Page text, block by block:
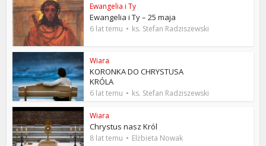
Ewangelia i Ty
Ewangelia i Ty – 25 maja
6 lat temu ks. Stefan Radziszewski
Wiara
KORONKA DO CHRYSTUSA
KRÓLA
6 lat temu ks. Stefan Radziszewski
Wiara
Chrystus nasz Król
8 lat temu Elżbieta Nowak